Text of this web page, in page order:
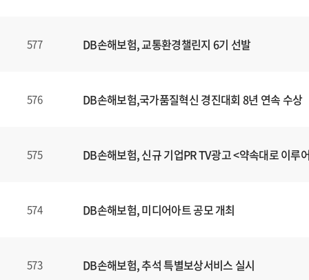
577 DB손해보험, 교통환경챌린지 6기 선발
576 DB손해보험,국가품질혁신 경진대회 8년 연속 수상
575 DB손해보험, 신규 기업PR TV광고 <약속대로 이루
574 DB손해보험, 미디어아트 공모 개최
573 DB손해보험, 추석 특별보상서비스 실시